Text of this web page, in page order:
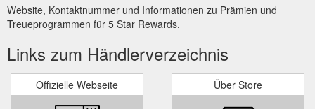
Website, Kontaktnummer und Informationen zu Prämien und
Treueprogrammen für 5 Star Rewards.
Links zum Händlerverzeichnis
Offizielle Webseite Über Store